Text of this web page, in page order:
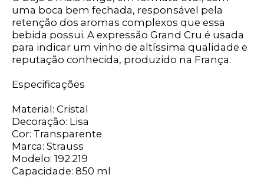
uma boca bem fechada, responsável pela
retenção dos aromas complexos que essa
bebida possui. A expressão Grand Cru é usada
para indicar um vinho de altíssima qualidade e
reputação conhecida, produzido na França.
Especificações
Material: Cristal
Decoração: Lisa
Cor: Transparente
Marca: Strauss
Modelo: 192.219
Capacidade: 850 ml